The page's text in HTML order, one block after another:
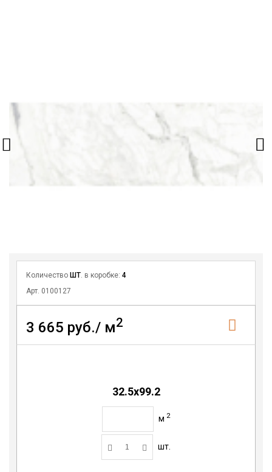
Количество ШТ. в коробке: 4
Арт. 0100127
3 665 руб./ м2
32.5х99.2
м 2
шт.